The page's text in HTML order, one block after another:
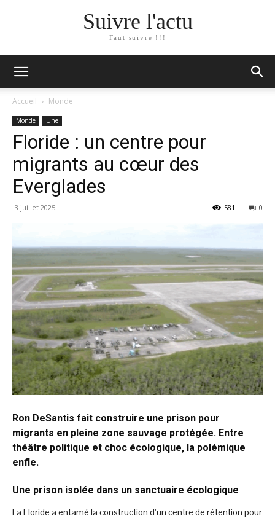
Suivre l'actu
Faut suivre !!!
Accueil Monde
Monde Une
Floride : un centre pour
migrants au cœur des
Everglades
3 juillet 2025 0
581
Ron DeSantis fait construire une prison pour
migrants en pleine zone sauvage protégée. Entre
théâtre politique et choc écologique, la polémique
enfle.
Une prison isolée dans un sanctuaire écologique
La Floride a entamé la construction d’un centre de rétention pour